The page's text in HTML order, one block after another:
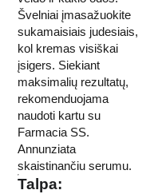
Švelniai įmasažuokite
sukamaisiais judesiais,
kol kremas visiškai
įsigers. Siekiant
maksimalių rezultatų,
rekomenduojama
naudoti kartu su
Farmacia SS.
Annunziata
skaistinančiu serumu.
Talpa: